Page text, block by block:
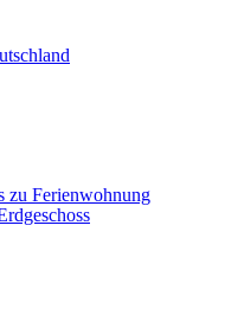
zu Ferienwohnung